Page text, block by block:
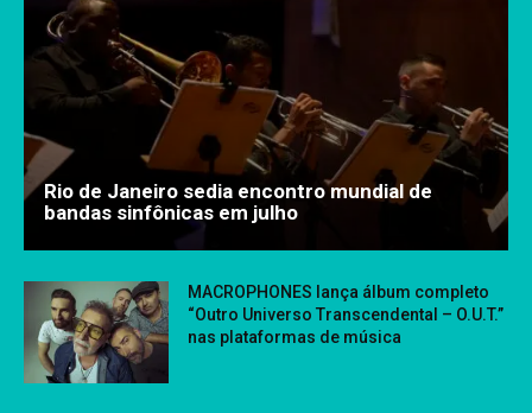
Rio de Janeiro sedia encontro mundial de
bandas sinfônicas em julho
MACROPHONES lança álbum completo
“Outro Universo Transcendental – O.U.T.”
nas plataformas de música